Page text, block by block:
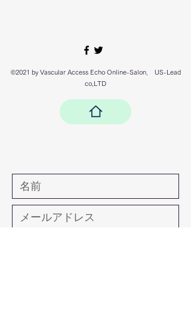
©2021 by Vascular AccessEcho Online-Salon． US-Lead
co,LTD